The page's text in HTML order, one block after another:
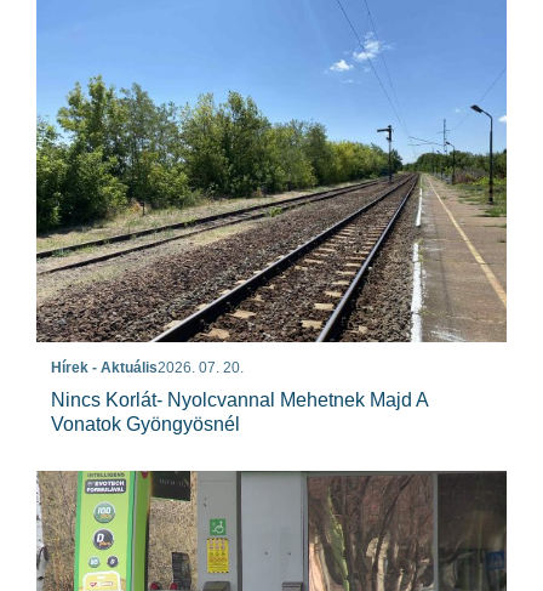
Hírek - Aktuális2026. 07. 20.
Nincs Korlát- Nyolcvannal Mehetnek Majd A
Vonatok Gyöngyösnél